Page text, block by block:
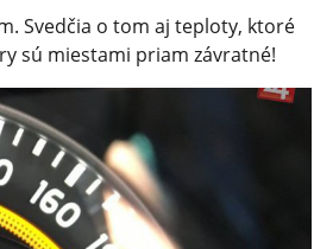
Svedčia o tom aj teploty, ktoré
sú miestami priam závratné!